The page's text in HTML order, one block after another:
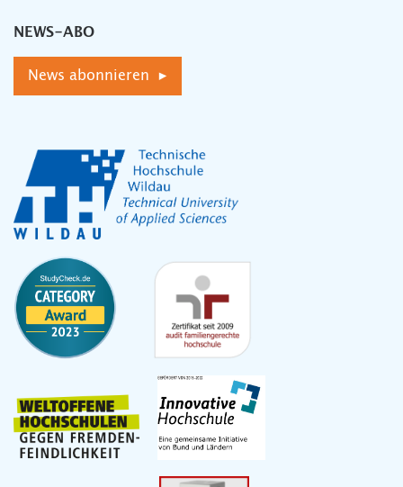
NEWS-ABO
News abonnieren ▸